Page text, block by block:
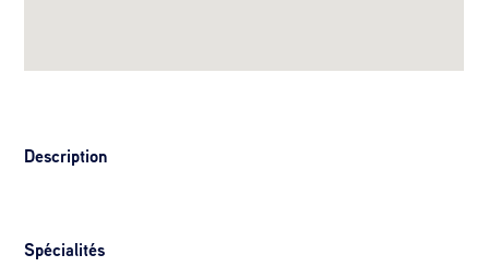
Description
Spécialités